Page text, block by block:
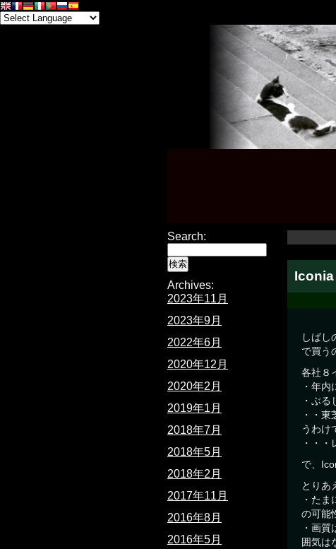
Iconia
しばし
で買う
各社８
・年
・ぶ
・・
うわけ
・・
で、
とりあ
・た
の可能
・画
囲気は
Search:
Archives:
2023年11月
2023年9月
2022年6月
2020年12月
2020年2月
2019年1月
2018年7月
2018年5月
2018年2月
2017年11月
2016年8月
2016年5月